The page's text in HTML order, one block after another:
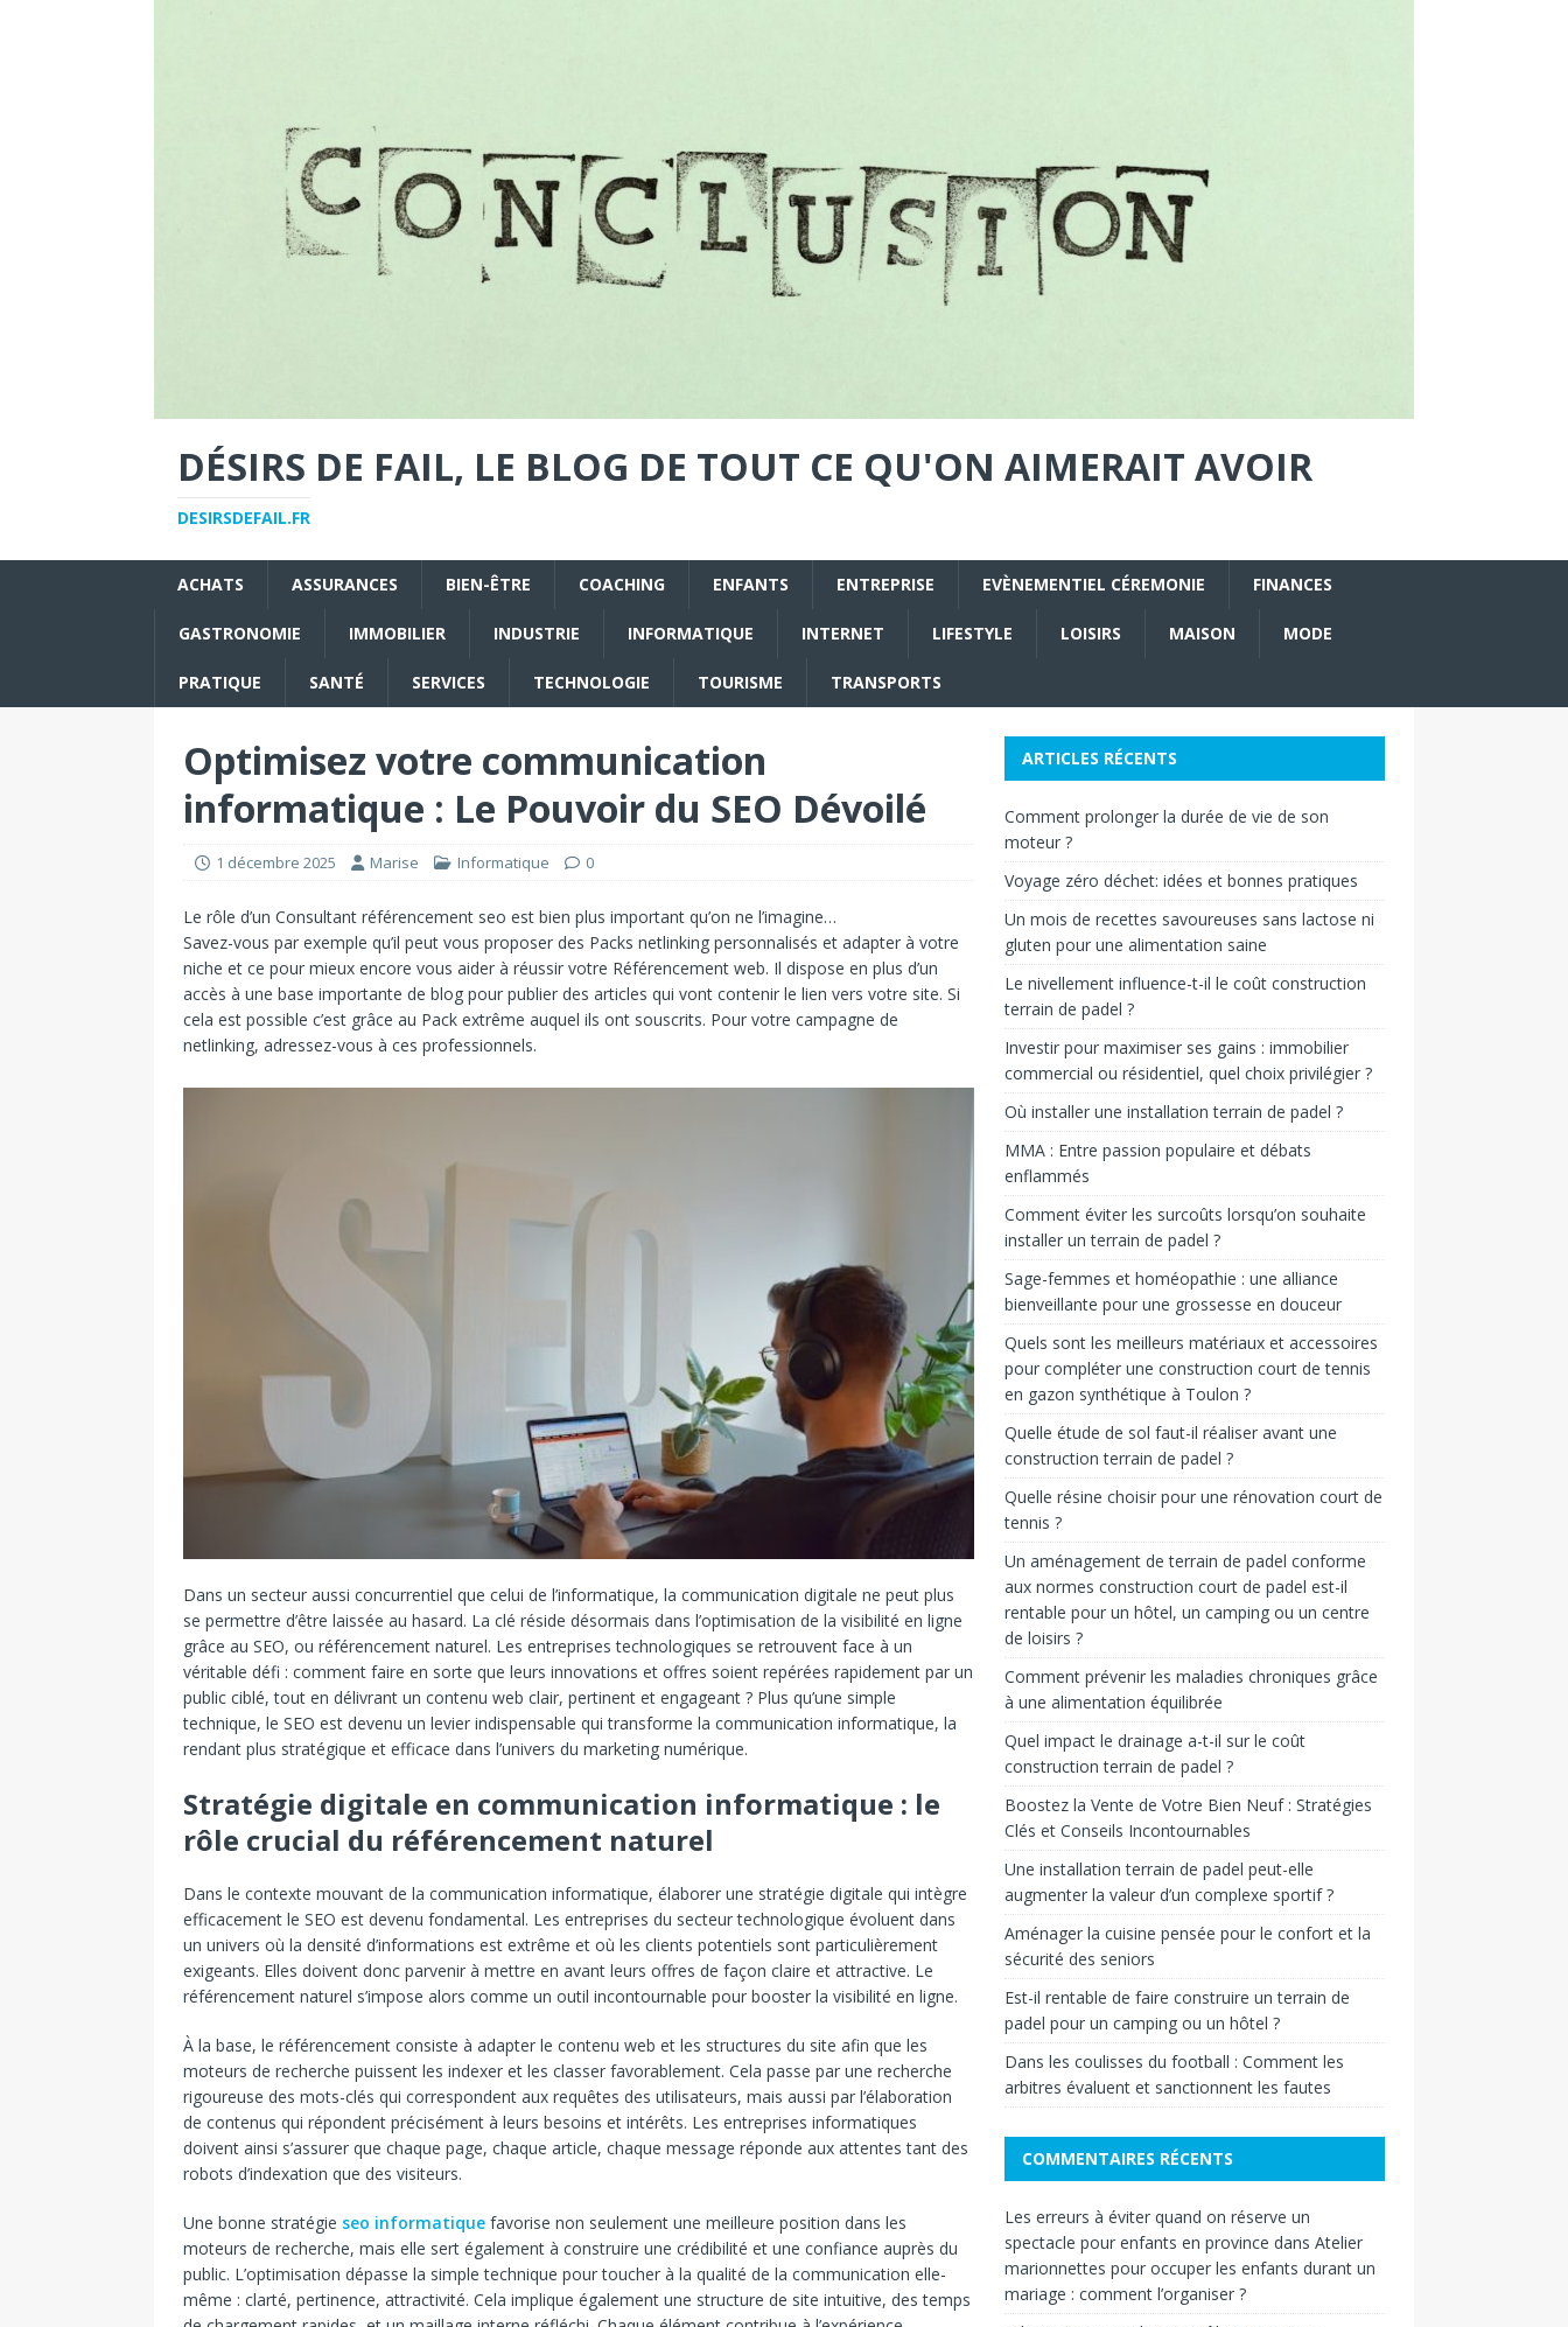
DÉSIRS DE FAIL, LE BLOG DE TOUT CE QU'ON AIMERAIT AVOIR
DESIRSDEFAIL.FR
ACHATS ASSURANCES BIEN-ÊTRE COACHING ENFANTS ENTREPRISE EVÈNEMENTIEL CÉREMONIE FINANCES
GASTRONOMIE IMMOBILIER INDUSTRIE INFORMATIQUE INTERNET LIFESTYLE LOISIRS MAISON MODE
PRATIQUE SANTÉ SERVICES TECHNOLOGIE TOURISME TRANSPORTS
Optimisez votre communication
informatique : Le Pouvoir du SEO Dévoilé
1 décembre 2025 Marise Informatique 0
Le rôle d’un Consultant référencement seo est bien plus important qu’on ne l’imagine…
Savez-vous par exemple qu’il peut vous proposer des Packs netlinking personnalisés et adapter à votre
niche et ce pour mieux encore vous aider à réussir votre Référencement web. Il dispose en plus d’un
accès à une base importante de blog pour publier des articles qui vont contenir le lien vers votre site. Si
cela est possible c’est grâce au Pack extrême auquel ils ont souscrits. Pour votre campagne de
netlinking, adressez-vous à ces professionnels.
Dans un secteur aussi concurrentiel que celui de l’informatique, la communication digitale ne peut plus
se permettre d’être laissée au hasard. La clé réside désormais dans l’optimisation de la visibilité en ligne
grâce au SEO, ou référencement naturel. Les entreprises technologiques se retrouvent face à un
véritable défi : comment faire en sorte que leurs innovations et offres soient repérées rapidement par un
public ciblé, tout en délivrant un contenu web clair, pertinent et engageant ? Plus qu’une simple
technique, le SEO est devenu un levier indispensable qui transforme la communication informatique, la
rendant plus stratégique et efficace dans l’univers du marketing numérique.
Stratégie digitale en communication informatique : le
rôle crucial du référencement naturel
Dans le contexte mouvant de la communication informatique, élaborer une stratégie digitale qui intègre
efficacement le SEO est devenu fondamental. Les entreprises du secteur technologique évoluent dans
un univers où la densité d’informations est extrême et où les clients potentiels sont particulièrement
exigeants. Elles doivent donc parvenir à mettre en avant leurs offres de façon claire et attractive. Le
référencement naturel s’impose alors comme un outil incontournable pour booster la visibilité en ligne.
À la base, le référencement consiste à adapter le contenu web et les structures du site afin que les
moteurs de recherche puissent les indexer et les classer favorablement. Cela passe par une recherche
rigoureuse des mots-clés qui correspondent aux requêtes des utilisateurs, mais aussi par l’élaboration
de contenus qui répondent précisément à leurs besoins et intérêts. Les entreprises informatiques
doivent ainsi s’assurer que chaque page, chaque article, chaque message réponde aux attentes tant des
robots d’indexation que des visiteurs.
Une bonne stratégie seo informatique favorise non seulement une meilleure position dans les
moteurs de recherche, mais elle sert également à construire une crédibilité et une confiance auprès du
public. L’optimisation dépasse la simple technique pour toucher à la qualité de la communication elle-
même : clarté, pertinence, attractivité. Cela implique également une structure de site intuitive, des temps
ARTICLES RÉCENTS
Comment prolonger la durée de vie de son
moteur ?
Voyage zéro déchet: idées et bonnes pratiques
Un mois de recettes savoureuses sans lactose ni
gluten pour une alimentation saine
Le nivellement influence-t-il le coût construction
terrain de padel ?
Investir pour maximiser ses gains : immobilier
commercial ou résidentiel, quel choix privilégier ?
Où installer une installation terrain de padel ?
MMA : Entre passion populaire et débats
enflammés
Comment éviter les surcoûts lorsqu’on souhaite
installer un terrain de padel ?
Sage-femmes et homéopathie : une alliance
bienveillante pour une grossesse en douceur
Quels sont les meilleurs matériaux et accessoires
pour compléter une construction court de tennis
en gazon synthétique à Toulon ?
Quelle étude de sol faut-il réaliser avant une
construction terrain de padel ?
Quelle résine choisir pour une rénovation court de
tennis ?
Un aménagement de terrain de padel conforme
aux normes construction court de padel est-il
rentable pour un hôtel, un camping ou un centre
de loisirs ?
Comment prévenir les maladies chroniques grâce
à une alimentation équilibrée
Quel impact le drainage a-t-il sur le coût
construction terrain de padel ?
Boostez la Vente de Votre Bien Neuf : Stratégies
Clés et Conseils Incontournables
Une installation terrain de padel peut-elle
augmenter la valeur d’un complexe sportif ?
Aménager la cuisine pensée pour le confort et la
sécurité des seniors
Est-il rentable de faire construire un terrain de
padel pour un camping ou un hôtel ?
Dans les coulisses du football : Comment les
arbitres évaluent et sanctionnent les fautes
COMMENTAIRES RÉCENTS
Les erreurs à éviter quand on réserve un
spectacle pour enfants en province dans Atelier
marionnettes pour occuper les enfants durant un
mariage : comment l’organiser ?